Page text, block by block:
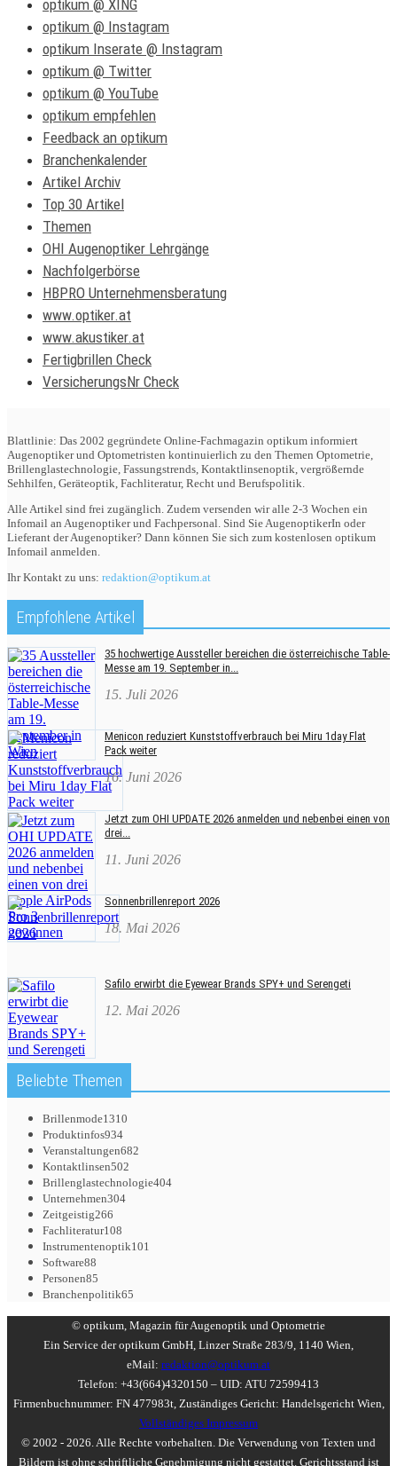
optikum @ XING
optikum @ Instagram
optikum Inserate @ Instagram
optikum @ Twitter
optikum @ YouTube
optikum empfehlen
Feedback an optikum
Branchenkalender
Artikel Archiv
Top 30 Artikel
Themen
OHI Augenoptiker Lehrgänge
Nachfolgerbörse
HBPRO Unternehmensberatung
www.optiker.at
www.akustiker.at
Fertigbrillen Check
VersicherungsNr Check
Blattlinie: Das 2002 gegründete Online-Fachmagazin optikum informiert
Augenoptiker und Optometristen kontinuierlich zu den Themen Optometrie,
Brillenglastechnologie, Fassungstrends, Kontaktlinsenoptik, vergrößernde
Sehhilfen, Geräteoptik, Fachliteratur, Recht und Berufspolitik.
Alle Artikel sind frei zugänglich. Zudem versenden wir alle 2-3 Wochen ein
Infomail an Augenoptiker und Fachpersonal. Sind Sie AugenoptikerIn oder
Lieferant der Augenoptiker? Dann können Sie sich zum kostenlosen optikum
Infomail anmelden.
Ihr Kontakt zu uns: redaktion@optikum.at
Empfohlene Artikel
35 hochwertige Aussteller bereichen die österreichische Table-
Messe am 19. September in...
15. Juli 2026
Menicon reduziert Kunststoffverbrauch bei Miru 1day Flat
Pack weiter
16. Juni 2026
Jetzt zum OHI UPDATE 2026 anmelden und nebenbei einen von
drei...
11. Juni 2026
Sonnenbrillenreport 2026
18. Mai 2026
Safilo erwirbt die Eyewear Brands SPY+ und Serengeti
12. Mai 2026
Beliebte Themen
Brillenmode1310
Produktinfos934
Veranstaltungen682
Kontaktlinsen502
Brillenglastechnologie404
Unternehmen304
Zeitgeistig266
Fachliteratur108
Instrumentenoptik101
Software88
Personen85
Branchenpolitik65
© optikum, Magazin für Augenoptik und Optometrie
Ein Service der optikum GmbH, Linzer Straße 283/9, 1140 Wien,
eMail: redaktion@optikum.at
Telefon: +43(664)4320150 – UID: ATU 72599413
Firmenbuchnummer: FN 477983t, Zuständiges Gericht: Handelsgericht Wien,
Vollständiges Impressum
© 2002 - 2026. Alle Rechte vorbehalten. Die Verwendung von Texten und
Bildern ist ohne schriftliche Genehmigung nicht gestattet. Gerichtsstand ist